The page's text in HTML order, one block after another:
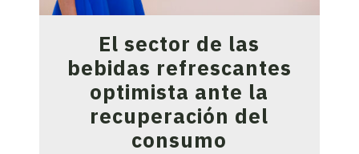
El sector de las
bebidas refrescantes
optimista ante la
recuperación del
consumo